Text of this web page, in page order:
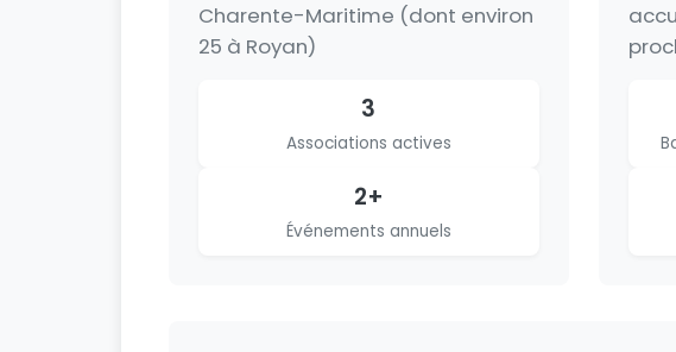
Charente-Maritime (dont environ
25 à Royan)
3
Associations actives
2+
Événements annuels